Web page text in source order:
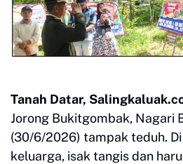
Tanah Datar,
Jorong Bukitgombak, Nagari
(30/6/2026) tampak teduh.
keluarga, isak tangis dan